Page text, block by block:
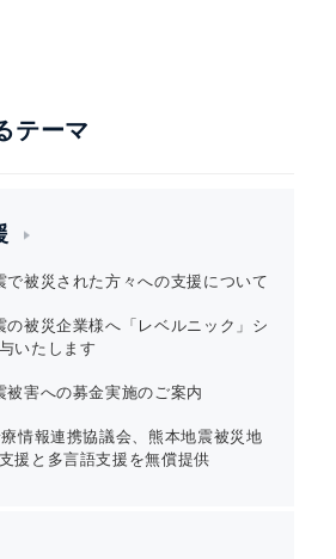
テーマ
で被災された方々への支援について
の被災企業様へ「レベルニック」シ
いたします
被害への募金実施のご案内
情報連携協議会、熊本地震被災地
援と多言語支援を無償提供